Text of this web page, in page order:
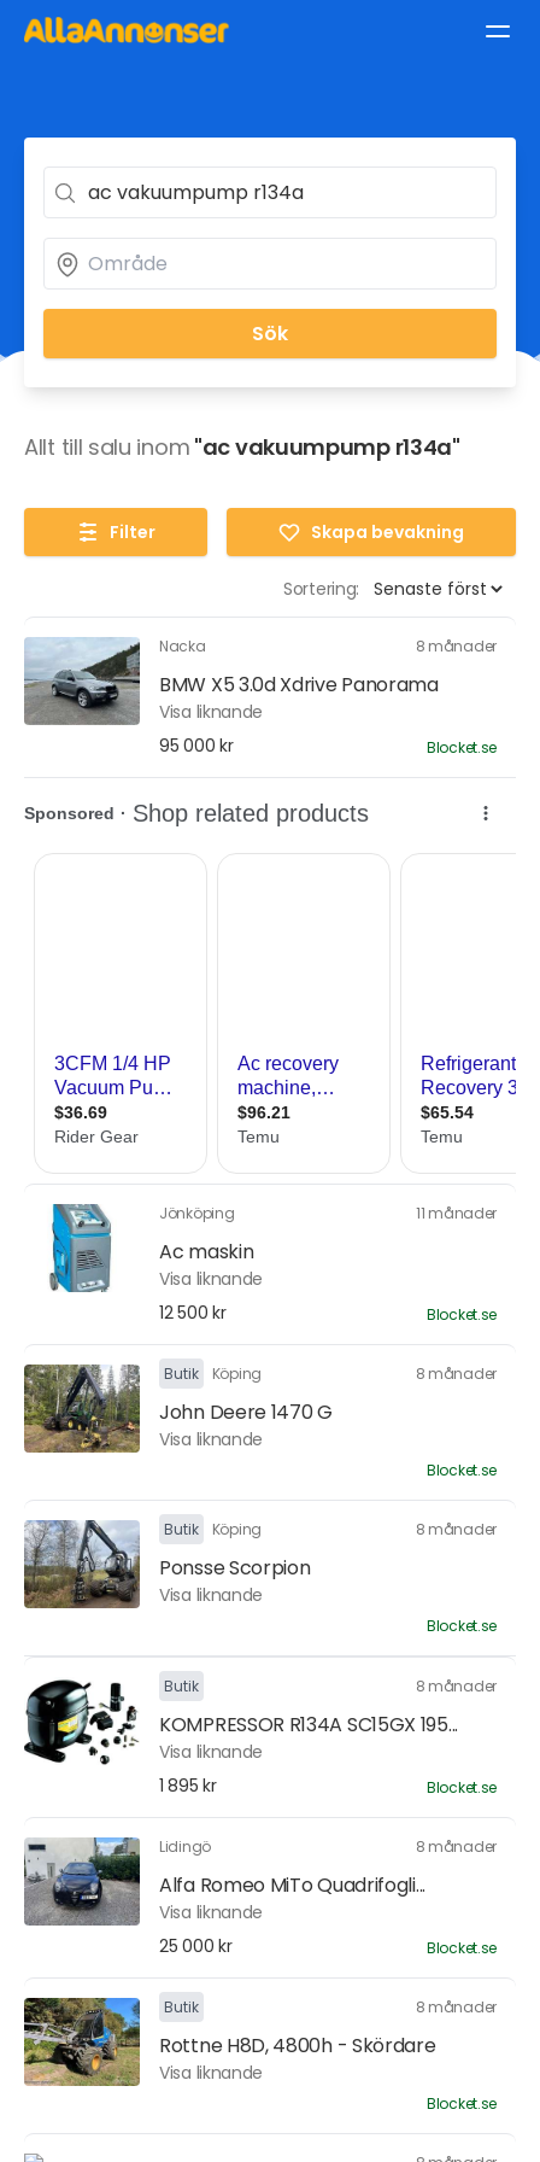
Sök
Allt till salu inom "ac vakuumpump r134a"
Filter Skapa bevakning
Sortering:
Nacka 8 månader
BMW X5 3.0d Xdrive Panorama
Visa liknande
95 000 kr
Blocket.se
Jönköping 11 månader
Ac maskin
Visa liknande
12 500 kr
Blocket.se
Butik Köping 8 månader
John Deere 1470 G
Visa liknande
Blocket.se
Butik Köping 8 månader
Ponsse Scorpion
Visa liknande
Blocket.se
Butik 8 månader
KOMPRESSOR R134A SC15GX 195...
Visa liknande
1 895 kr
Blocket.se
Lidingö 8 månader
Alfa Romeo MiTo Quadrifogli...
Visa liknande
25 000 kr
Blocket.se
Butik 8 månader
Rottne H8D, 4800h - Skördare
Visa liknande
Blocket.se